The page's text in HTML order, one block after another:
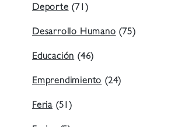
Deporte (71)
Desarrollo Humano (75)
Educación (46)
Emprendimiento (24)
Feria (51)